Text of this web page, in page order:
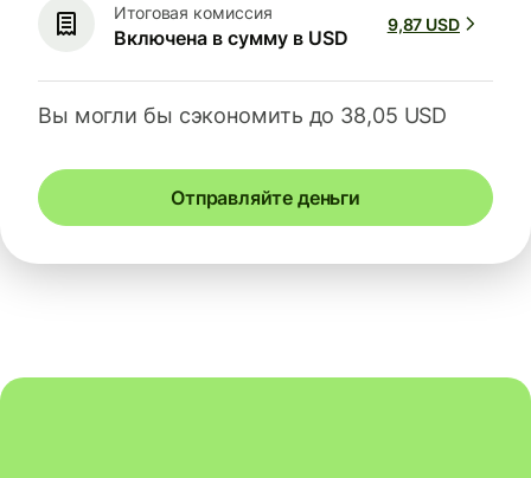
Итоговая комиссия
Включена в сумму в USD
9,87 USD
Вы могли бы сэкономить до 38,05 USD
Отправляйте деньги